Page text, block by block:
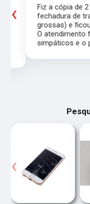
Fiz a cópia de 2
fechadura de
grossas) e ficou
O atendimento
simpáticos e o
‹
‹